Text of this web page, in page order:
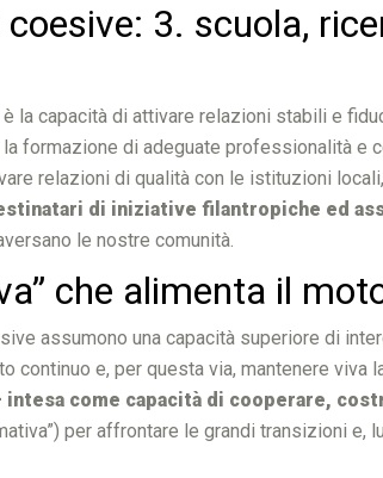
3. scuola,
la capacità di attivare relazioni stabili e
formazione di adeguate professionalità e
relazioni di qualità con le istituzioni
di iniziative filantropiche ed
le nostre comunità.
che alimenta il
assumono una capacità superiore di
continuo e, per questa via, mantenere
intesa come capacità di cooperare,
per affrontare le grandi transizioni